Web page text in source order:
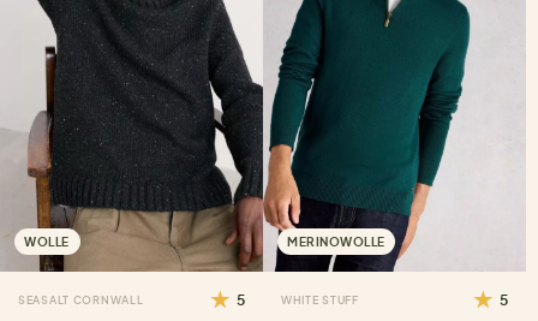
WOLLE
SEASALT CORNWALL 5
MERINOWOLLE
WHITE STUFF 5